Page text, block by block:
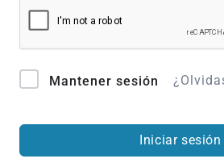
Mantener sesión
Iniciar sesión